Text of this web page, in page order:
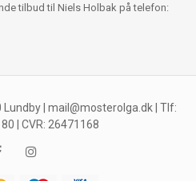
tilbud til Niels Holbak på telefon:
| mail@mosterolga.dk | Tlf:
| CVR: 26471168